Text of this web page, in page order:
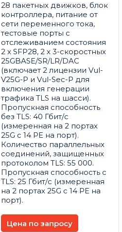
28 пакетных движков, блок
контроллера, питание от
сети переменного тока,
тестовые порты с
отслеживанием состояния
2 x SFP28, 2 x 3-скоростных
25GBASE/SR/LR/DAC
(включает 2 лицензии Vul-
V25G-P и Vul-Sec-P для
включения генерации
трафика TLS на шасси).
Пропускная способность
без TLS: 40 Гбит/с
(измеренная на 2 портах
25G с 14 PE на порт).
Количество параллельных
соединений, защищенных
протоколом TLS: 55 000.
Пропускная способность с
TLS: 25 Гбит/с (измеренная
на 2 портах 25G с 14 PE на
порт).
Цена по запросу